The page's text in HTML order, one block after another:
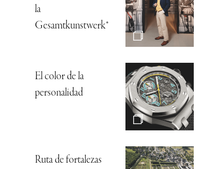
la
Gesamtkunstwerk*
El color de la
personalidad
Ruta de fortalezas